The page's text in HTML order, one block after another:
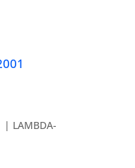
| LAMBDA-